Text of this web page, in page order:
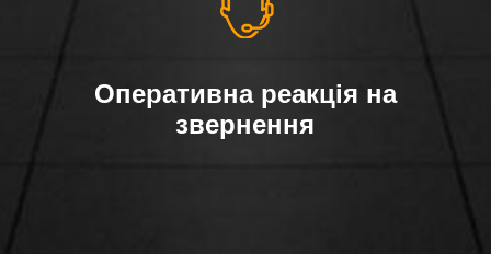
Оперативна реакція на
звернення